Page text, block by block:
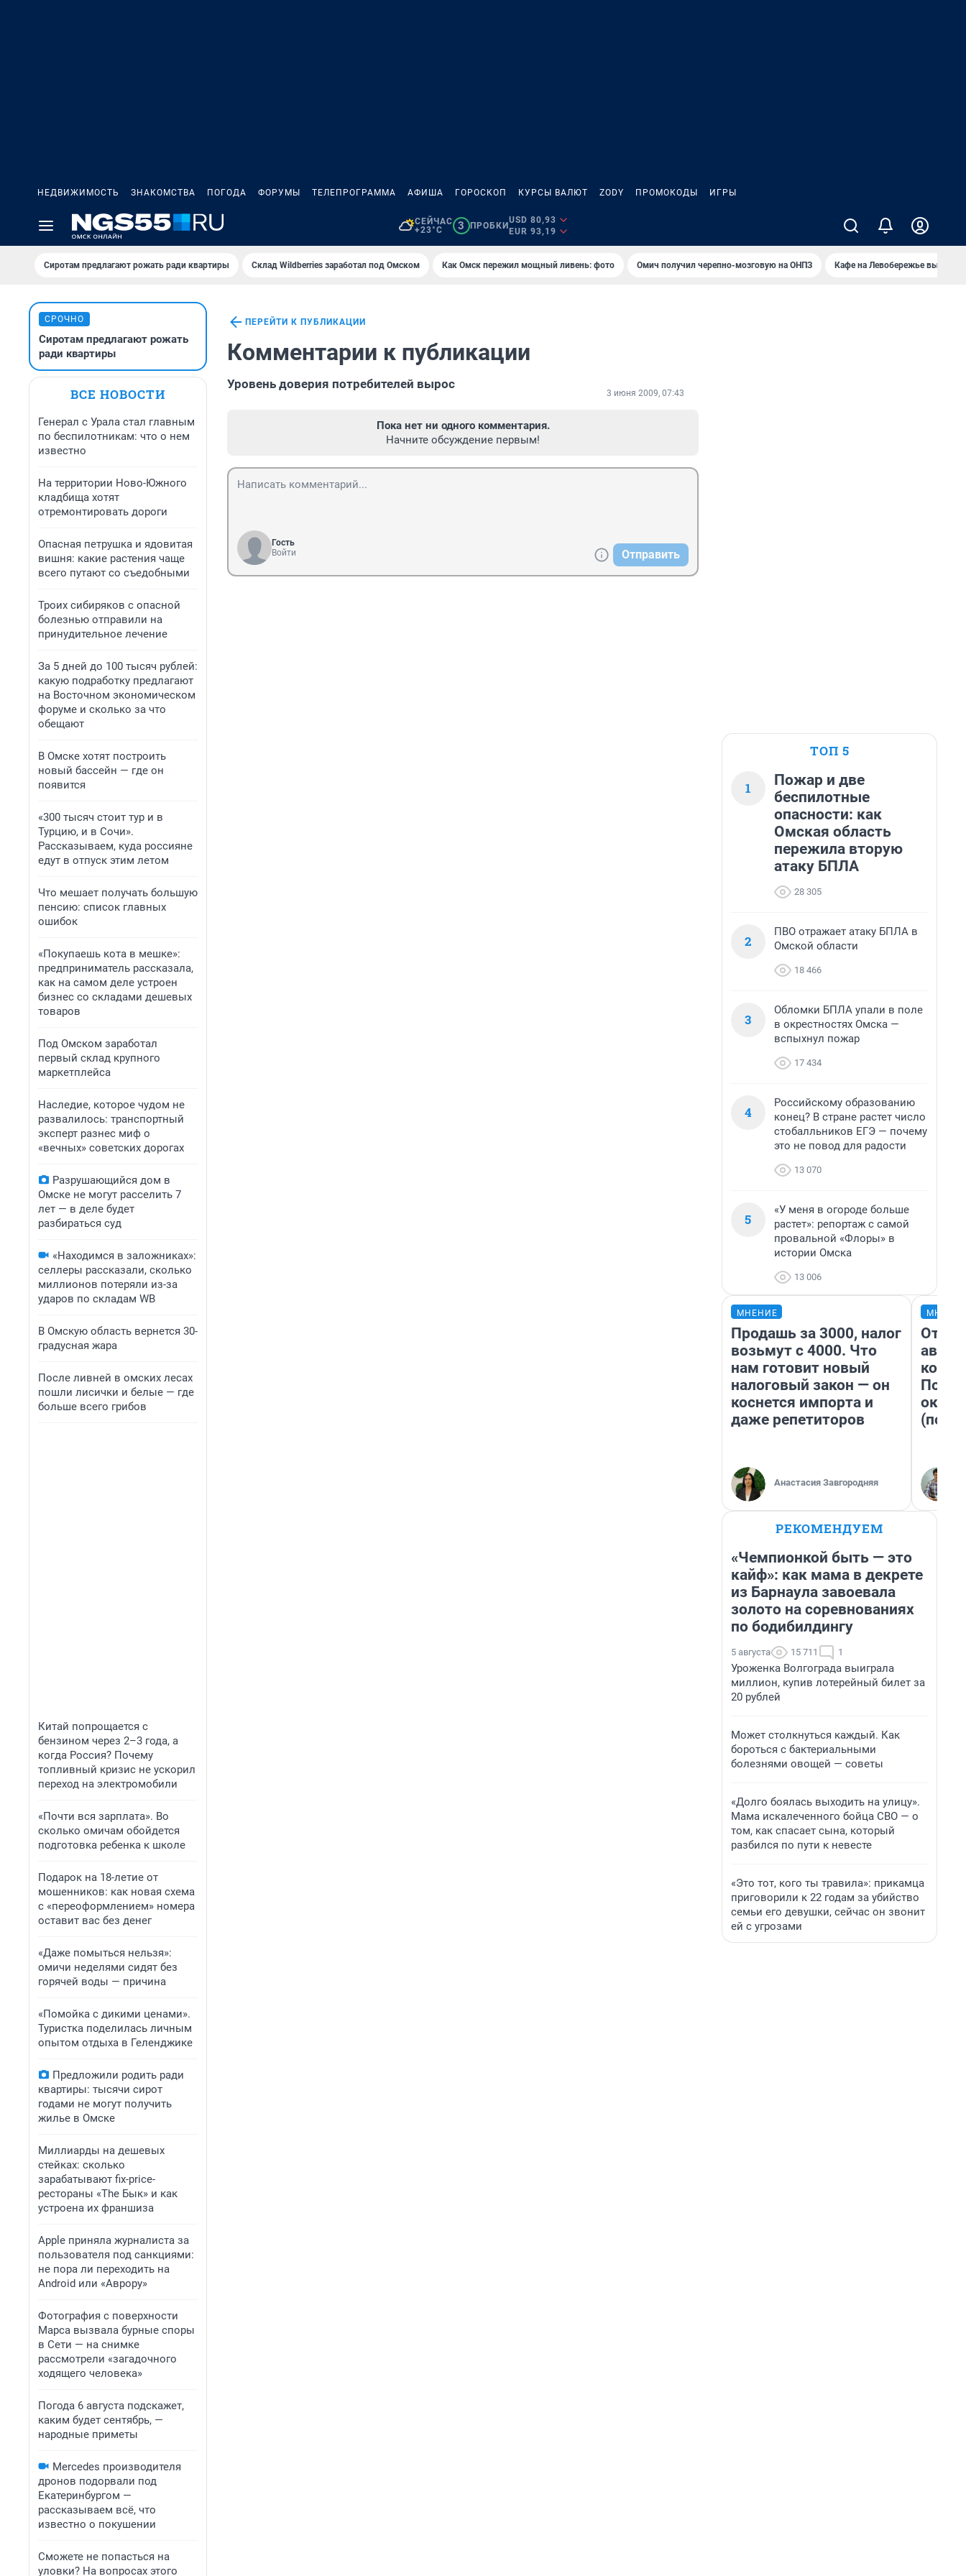
НЕДВИЖИМОСТЬ ЗНАКОМСТВА ПОГОДА ФОРУМЫ ТЕЛЕПРОГРАММА АФИША ГОРОСКОП КУРСЫ ВАЛЮТ ZODY ПРОМОКОДЫ ИГРЫ
СЕЙЧАС
+23°C
3 ПРОБКИ
USD 80,93
EUR 93,19
Сиротам предлагают рожать ради квартиры Склад Wildberries заработал под Омском Как Омск пережил мощный ливень: фото Омич получил черепно-мозговую на ОНПЗ Кафе на Левобережье
СРОЧНО
Сиротам предлагают рожать
ради квартиры
ВСЕ НОВОСТИ
Генерал с Урала стал главным
по беспилотникам: что о нем
известно
На территории Ново-Южного
кладбища хотят
отремонтировать дороги
Опасная петрушка и ядовитая
вишня: какие растения чаще
всего путают со съедобными
Троих сибиряков с опасной
болезнью отправили на
принудительное лечение
За 5 дней до 100 тысяч рублей:
какую подработку предлагают
на Восточном экономическом
форуме и сколько за что
обещают
В Омске хотят построить
новый бассейн — где он
появится
«300 тысяч стоит тур и в
Турцию, и в Сочи».
Рассказываем, куда россияне
едут в отпуск этим летом
Что мешает получать большую
пенсию: список главных
ошибок
«Покупаешь кота в мешке»:
предприниматель рассказала,
как на самом деле устроен
бизнес со складами дешевых
товаров
Под Омском заработал
первый склад крупного
маркетплейса
Наследие, которое чудом не
развалилось: транспортный
эксперт разнес миф о
«вечных» советских дорогах
Разрушающийся дом в
Омске не могут расселить 7
лет — в деле будет
разбираться суд
«Находимся в заложниках»:
селлеры рассказали, сколько
миллионов потеряли из-за
ударов по складам WB
В Омскую область вернется 30-
градусная жара
После ливней в омских лесах
пошли лисички и белые — где
больше всего грибов
Китай попрощается с
бензином через 2–3 года, а
когда Россия? Почему
топливный кризис не ускорил
переход на электромобили
«Почти вся зарплата». Во
сколько омичам обойдется
подготовка ребенка к школе
Подарок на 18-летие от
мошенников: как новая схема
с «переоформлением» номера
оставит вас без денег
«Даже помыться нельзя»:
омичи неделями сидят без
горячей воды — причина
«Помойка с дикими ценами».
Туристка поделилась личным
опытом отдыха в Геленджике
Предложили родить ради
квартиры: тысячи сирот
годами не могут получить
жилье в Омске
Миллиарды на дешевых
стейках: сколько
зарабатывают fix-price-
рестораны «The Бык» и как
устроена их франшиза
Apple приняла журналиста за
пользователя под санкциями:
не пора ли переходить на
Android или «Аврору»
Фотография с поверхности
Марса вызвала бурные споры
в Сети — на снимке
рассмотрели «загадочного
ходящего человека»
Погода 6 августа подскажет,
каким будет сентябрь, —
народные приметы
Mercedes производителя
дронов подорвали под
Екатеринбургом —
рассказываем всё, что
известно о покушении
Сможете не попасться на
уловки? На вопросах этого
ПЕРЕЙТИ К ПУБЛИКАЦИИ
Комментарии к публикации
Уровень доверия потребителей вырос
3 июня 2009, 07:43
Пока нет ни одного комментария.
Начните обсуждение первым!
Гость
Войти
Отправить
ТОП 5
1
Пожар и две
беспилотные
опасности: как
Омская область
пережила вторую
атаку БПЛА
28 305
2
ПВО отражает атаку БПЛА в
Омской области
18 466
3
Обломки БПЛА упали в поле
в окрестностях Омска —
вспыхнул пожар
17 434
4
Российскому образованию
конец? В стране растет число
стобалльников ЕГЭ — почему
это не повод для радости
13 070
5
«У меня в огороде больше
растет»: репортаж с самой
провальной «Флоры» в
истории Омска
13 006
МНЕНИЕ
Продашь за 3000, налог
возьмут с 4000. Что
нам готовит новый
налоговый закон — он
коснется импорта и
даже репетиторов
Анастасия Завгородняя
От
РЕКОМЕНДУЕМ
«Чемпионкой быть — это
кайф»: как мама в декрете
из Барнаула завоевала
золото на соревнованиях
по бодибилдингу
5 августа 15 711 1
Уроженка Волгограда выиграла
миллион, купив лотерейный билет за
20 рублей
Может столкнуться каждый. Как
бороться с бактериальными
болезнями овощей — советы
«Долго боялась выходить на улицу».
Мама искалеченного бойца СВО — о
том, как спасает сына, который
разбился по пути к невесте
«Это тот, кого ты травила»: прикамца
приговорили к 22 годам за убийство
семьи его девушки, сейчас он звонит
ей с угрозами